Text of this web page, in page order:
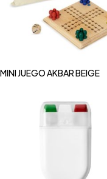
MINI JUEGO AKBAR BEIGE